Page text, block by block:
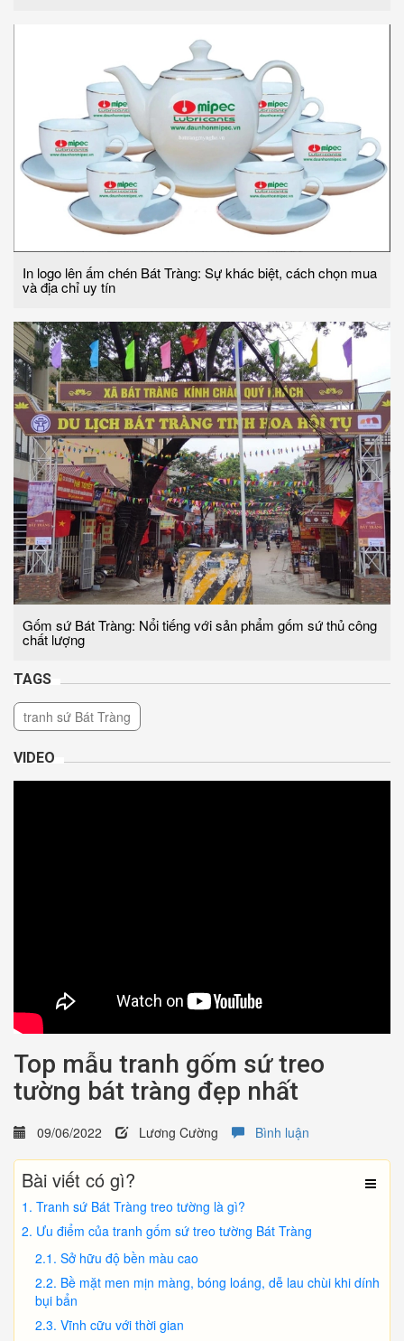
In logo lên ấm chén Bát Tràng: Sự khác biệt, cách chọn mua
và địa chỉ uy tín
Gốm sứ Bát Tràng: Nổi tiếng với sản phẩm gốm sứ thủ công
chất lượng
TAGS
tranh sứ Bát Tràng
VIDEO
Top mẫu tranh gốm sứ treo
tường bát tràng đẹp nhất
09/06/2022 Lương Cường Bình luận
Bài viết có gì?
Tranh sứ Bát Tràng treo tường là gì?
Ưu điểm của tranh gốm sứ treo tường Bát Tràng
Sở hữu độ bền màu cao
Bề mặt men mịn màng, bóng loáng, dễ lau chùi khi dính
bụi bẩn
Vĩnh cữu với thời gian